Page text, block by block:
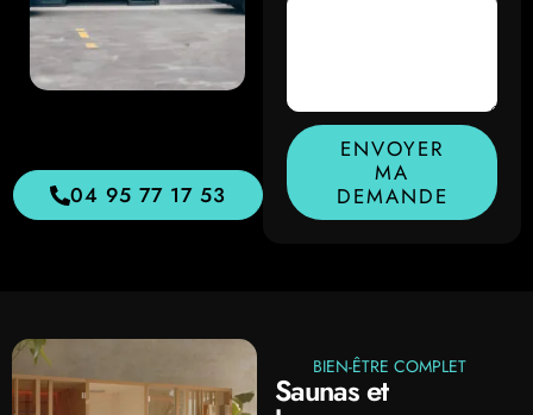
ENVOYER
MA
DEMANDE
04 95 77 17 53
BIEN-ÊTRE COMPLET
Saunas et